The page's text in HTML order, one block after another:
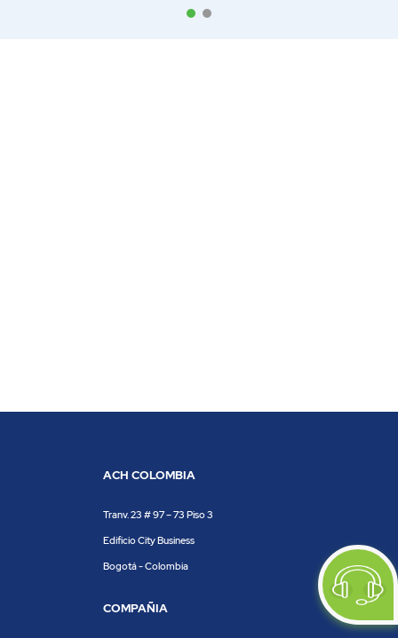
ACH COLOMBIA
Tranv. 23 # 97 – 73 Piso 3
Edificio City Business
Bogotá - Colombia
COMPAÑIA